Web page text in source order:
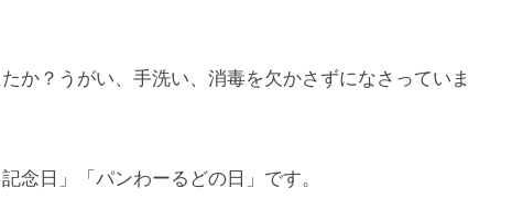
か？うがい、手洗い、消毒を欠かさずになさっていま
念日」「パンわーるどの日」です。